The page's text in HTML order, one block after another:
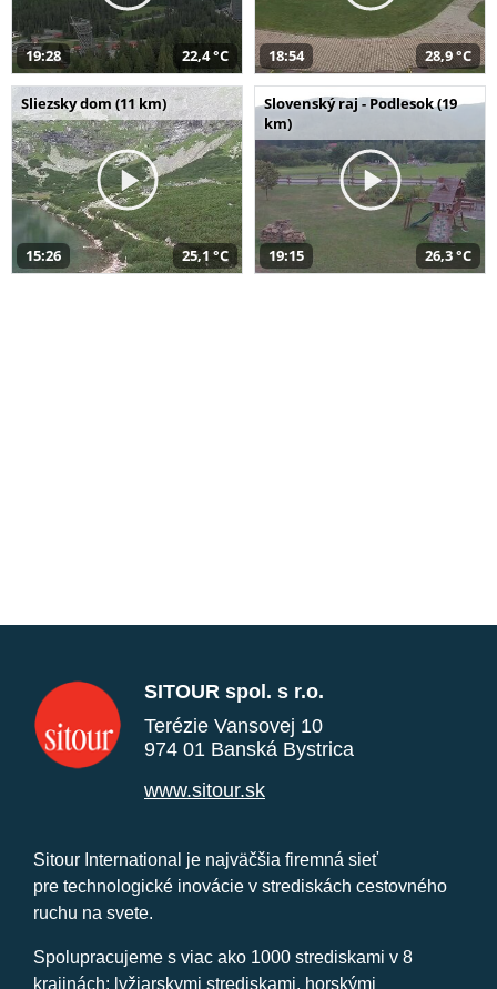
19:28 22,4 °C 18:54 28,9 °C
Sliezsky dom (11 km)
15:26 25,1 °C
Slovenský raj - Podlesok (19
km)
19:15 26,3 °C
SITOUR spol. s r.o.
Terézie Vansovej 10
974 01 Banská Bystrica
www.sitour.sk
Sitour International je najväčšia firemná sieť
pre technologické inovácie v strediskách cestovného
ruchu na svete.
Spolupracujeme s viac ako 1000 strediskami v 8
krajinách: lyžiarskymi strediskami, horskými